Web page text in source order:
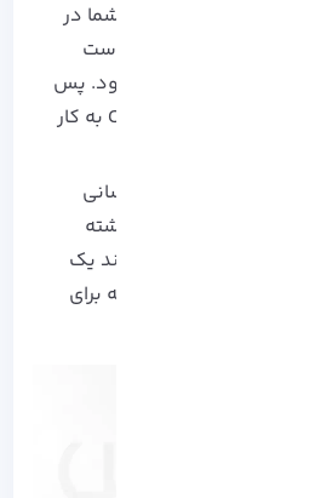
داده های ذخیره شده شما در
آورد. حتی گاهی ممکن است
عامل اوبونتو نیز بشود. پس
دقت و نگه داری کافی در نکاتی مانند RAM یا CPU به کار
در اوبونتو نشود.
و خطاهای سهوی انسانی
ممکن است سهم بزرگی داشته
مورد به طور معمول نیازمند یک
به سخت افزار هستید که برای
کند.